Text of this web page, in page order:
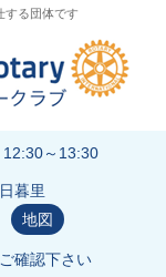
する団体です
～13:30
暮里
地図
確認下さい